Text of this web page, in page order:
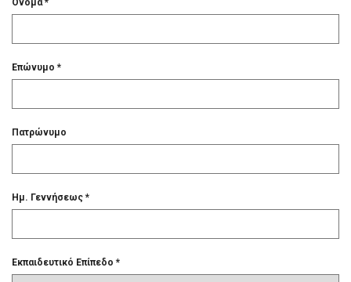
Επώνυμο *
Πατρώνυμο
Ημ. Γεννήσεως *
Εκπαιδευτικό Επίπεδο *